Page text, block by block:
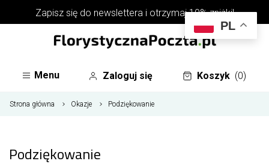
Zapisz się do newsletterai otrzymaj 10% zniżki!
Menu Zaloguj się Koszyk (0)
Strona główna Okazje Podziękowanie
Podziękowanie
PL